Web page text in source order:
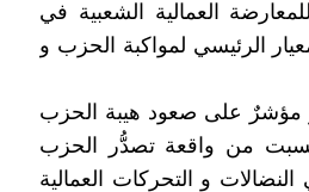
العمالية الشعبية في
الرئيسي لمواكبة الحزب و
هو مؤشرٌ على صعود هيبة الحزب
من واقعة تصدُّر الحزب
و التحركات العمالية